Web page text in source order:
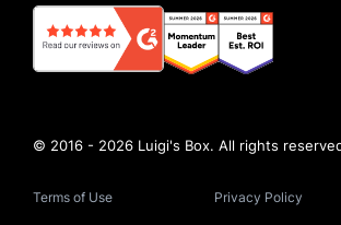
© 2016 - 2026 Luigi's Box. All rights
Terms of Use Privacy Policy